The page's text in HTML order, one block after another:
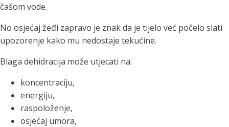
čašom vode.
No osjećaj žeđi zapravo je znak da je tijelo već počelo slati
upozorenje kako mu nedostaje tekućine.
Blaga dehidracija može utjecati na:
koncentraciju,
energiju,
raspoloženje,
osjećaj umora,